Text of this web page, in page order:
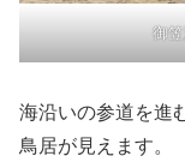
御
海沿いの参道を進
鳥居が見えます。